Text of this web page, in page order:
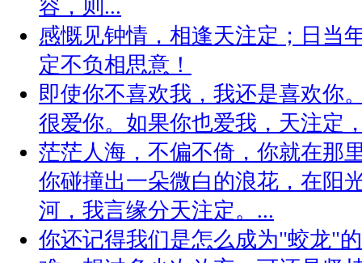
容，则...
感慨见钟情，相逢天注定；日当
定不负相思意！
即使你不喜欢我，我还是喜欢你
很爱你。如果你也爱我，天注定
茫茫人海，不偏不倚，你就在那
你碰撞出一朵微白的浪花，在阳
河，我言缘分天注定。...
你还记得我们是怎么成为"蛟龙"